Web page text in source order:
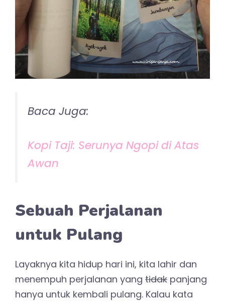
Baca Juga:
Kopi Taji: Serunya Ngopi di Atas
Awan
Sebuah Perjalanan
untuk Pulang
Layaknya kita hidup hari ini, kita lahir dan
menempuh perjalanan yang tidak panjang
hanya untuk kembali pulang. Kalau kata